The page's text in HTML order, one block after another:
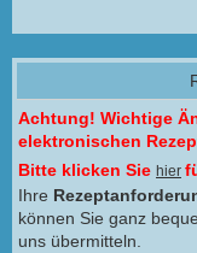
Achtung! Wichtige
elektronischen
Bitte klicken Sie hier
Ihre
können Sie ganz
uns übermitteln.